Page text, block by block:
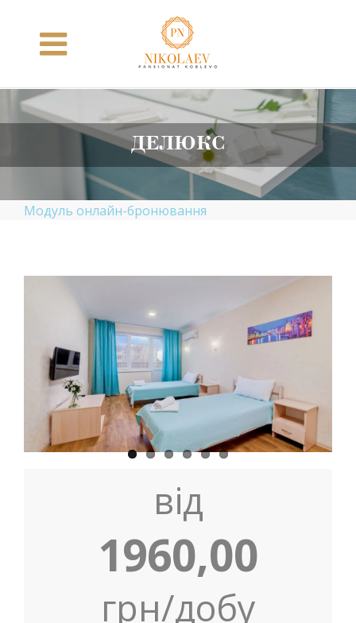
content
ДЕЛЮКС
Модуль онлайн-бронювання
від
1960,00
грн/добу